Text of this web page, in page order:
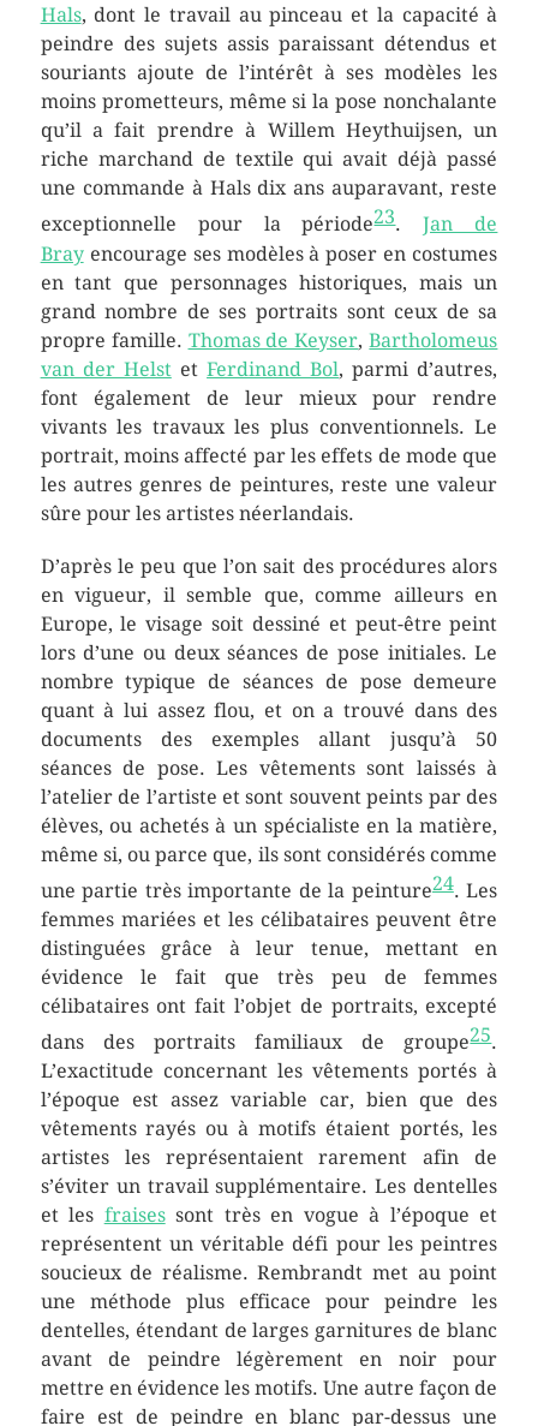
Hals, dont le travail au pinceau et la capacité à
peindre des sujets assis paraissant détendus et
souriants ajoute de l’intérêt à ses modèles les
moins prometteurs, même si la pose nonchalante
qu’il a fait prendre à Willem Heythuijsen, un
riche marchand de textile qui avait déjà passé
une commande à Hals dix ans auparavant, reste
exceptionnelle pour la période23.Jan de
Brayencourage ses modèles à poser en costumes
en tant que personnages historiques, mais un
grand nombre de ses portraits sont ceux de sa
propre famille. Thomas de Keyser,Bartholomeus
van der HelstetFerdinand Bol, parmi d’autres,
font également de leur mieux pour rendre
vivants les travaux les plus conventionnels. Le
portrait, moins affecté par les effets de mode que
les autres genres de peintures, reste une valeur
sûre pour les artistes néerlandais.
D’après le peu que l’on sait des procédures alors
en vigueur, il semble que, comme ailleurs en
Europe, le visage soit dessiné et peut-être peint
lors d’une ou deux séances de pose initiales. Le
nombre typique de séances de pose demeure
quant à lui assez flou, et on a trouvé dans des
documents des exemples allant jusqu’à 50
séances de pose. Les vêtements sont laissés à
l’atelier de l’artiste et sont souvent peints par des
élèves, ou achetés à un spécialiste en la matière,
même si, ou parce que, ils sont considérés comme
une partie très importante de la peinture24. Les
femmes mariées et les célibataires peuvent être
distinguées grâce à leur tenue, mettant en
évidence le fait que très peu de femmes
célibataires ont fait l’objet de portraits, excepté
dans des portraits familiaux de groupe25.
L’exactitude concernant les vêtements portés à
l’époque est assez variable car, bien que des
vêtements rayés ou à motifs étaient portés, les
artistes les représentaient rarement afin de
s’éviter un travail supplémentaire. Les dentelles
et les fraisessont très en vogue à l’époque et
représentent un véritable défi pour les peintres
soucieux de réalisme. Rembrandt met au point
une méthode plus efficace pour peindre les
dentelles, étendant de larges garnitures de blanc
avant de peindre légèrement en noir pour
mettre en évidence les motifs. Une autre façon de
faire est de peindre en blanc par-dessus une